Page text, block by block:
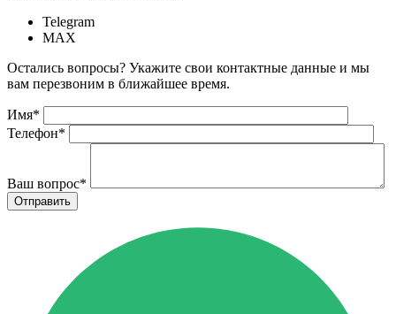
Telegram
MAX
Остались вопросы? Укажите свои контактные данные и мы
вам перезвоним в ближайшее время.
Имя*
Телефон*
Ваш вопрос*